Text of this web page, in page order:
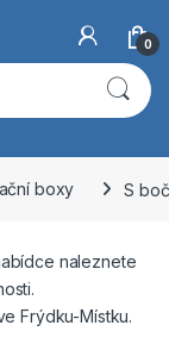
0
boxy S
naleznete
Frýdku-Místku.